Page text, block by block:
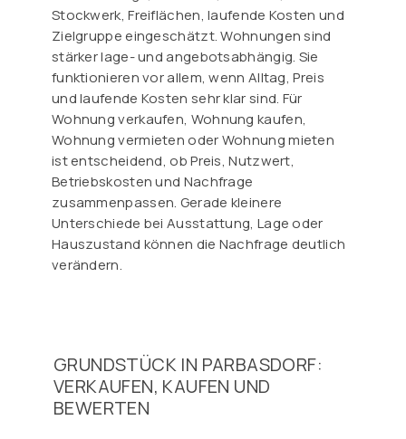
Stockwerk, Freiflächen, laufende Kosten und
Zielgruppe eingeschätzt. Wohnungen sind
stärker lage- und angebotsabhängig. Sie
funktionieren vor allem, wenn Alltag, Preis
und laufende Kosten sehr klar sind. Für
Wohnung verkaufen, Wohnung kaufen,
Wohnung vermieten oder Wohnung mieten
ist entscheidend, ob Preis, Nutzwert,
Betriebskosten und Nachfrage
zusammenpassen. Gerade kleinere
Unterschiede bei Ausstattung, Lage oder
Hauszustand können die Nachfrage deutlich
verändern.
GRUNDSTÜCK IN PARBASDORF:
VERKAUFEN, KAUFEN UND
BEWERTEN